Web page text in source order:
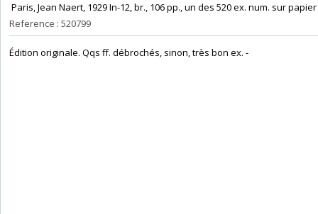
Paris, Jean Naert, 1929 In-12, br., 106 pp., un des 520 ex. num. sur
Reference : 520799
‎Édition originale. Qqs ff. débrochés, sinon, très bon ex. - ‎